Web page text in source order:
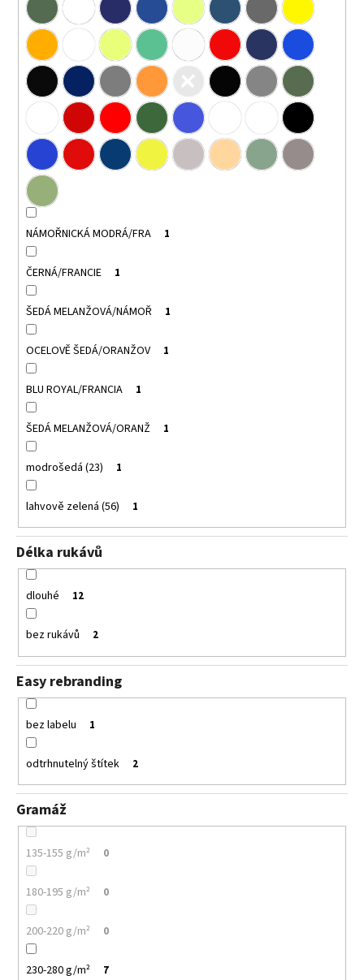
NÁMOŘNICKÁ MODRÁ/FRA 1
ČERNÁ/FRANCIE 1
ŠEDÁ MELANŽOVÁ/NÁMOŘ 1
OCELOVĚ ŠEDÁ/ORANŽOV 1
BLU ROYAL/FRANCIA 1
ŠEDÁ MELANŽOVÁ/ORANŽ 1
modrošedá (23) 1
lahvově zelená (56) 1
Délka rukávů
dlouhé 12
bez rukávů 2
Easy rebranding
bez labelu 1
odtrhnutelný štítek 2
Gramáž
135-155 g/m² 0
180-195 g/m² 0
200-220 g/m² 0
230-280 g/m² 7